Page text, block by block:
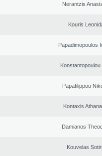
Nerantzis
Kouris
Papadimopoulos
Konstantopoulou
Papafilippou
Kontaxis
Damianos
Kouvelas